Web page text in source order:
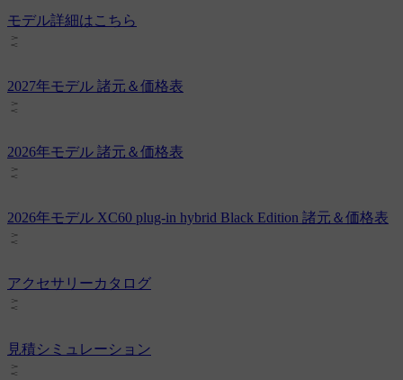
モデル詳細はこちら
2027年モデル 諸元＆価格表
2026年モデル 諸元＆価格表
2026年モデル XC60 plug-in hybrid Black Edition 諸元＆価格表
アクセサリーカタログ
見積シミュレーション